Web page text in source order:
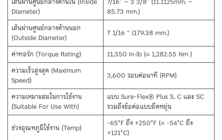
Diameter)
85.73 mm.)
เส้นผ่านศูนย์กลางด้านนอก
(Outside Diameter)
7 1/16 ” (179.38 mm.)
ค่าทอร์ก (Torque Rating)
11,350 in‑lb (≈ 1,282.55 Nm )
ความเร็วสูงสุด (Maximum
Speed)
3,600 รอบต่อนาที (RPM)
ความเหมาะสมในการใช้งาน
(Suitable For Use With)
แบบ Sure-Flex® Plus S, C และ SC
รวมถึงข้อต่อแบบยืดหยุ่น
ช่วงอุณหภูมิใช้งาน (Temp)
-65°F ถึง +250°F (≈ -54°C ถึง
+121°C)